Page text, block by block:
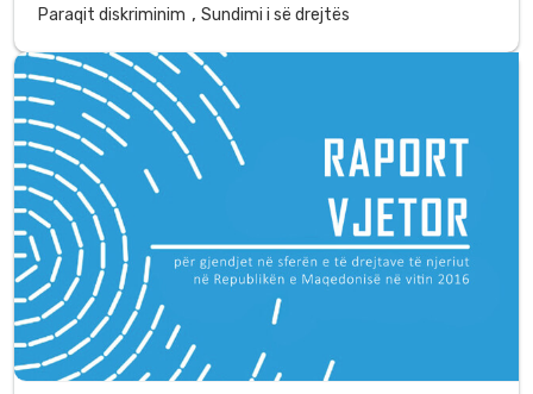
Paraqit diskriminim , Sundimi i së drejtës